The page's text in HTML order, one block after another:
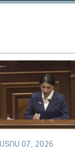
1080p
07, 2026